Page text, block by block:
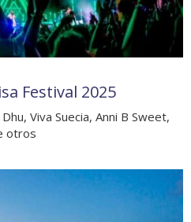
Festival 2025
Viva Suecia, Anni B Sweet,
otros